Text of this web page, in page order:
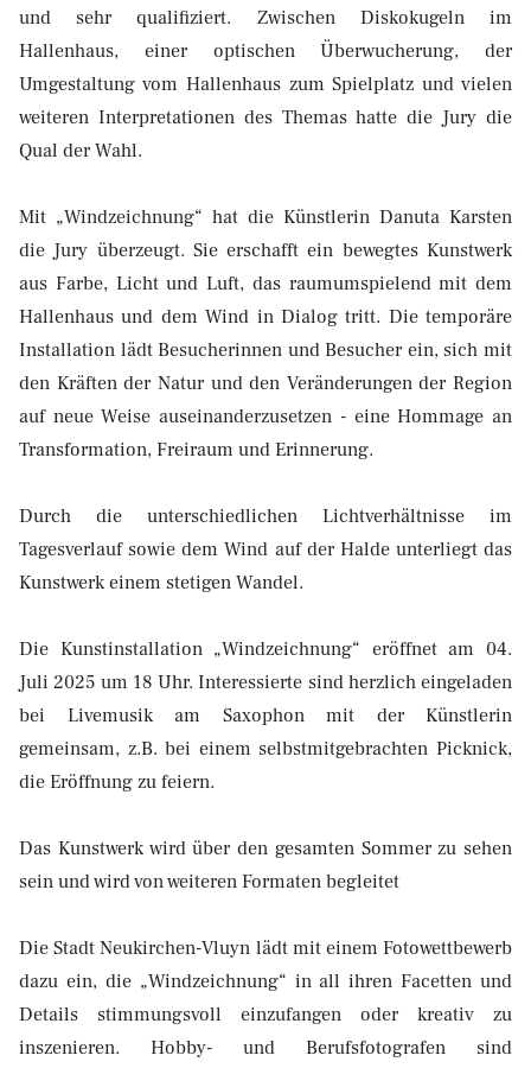
und sehr qualifiziert. Zwischen Diskokugeln im
Hallenhaus, einer optischen Überwucherung, der
Umgestaltung vom Hallenhaus zum Spielplatz und vielen
weiteren Interpretationen des Themas hatte die Jury die
Qual der Wahl.
Mit „Windzeichnung“ hat die Künstlerin Danuta Karsten
die Jury überzeugt. Sie erschafft ein bewegtes Kunstwerk
aus Farbe, Licht und Luft, das raumumspielend mit dem
Hallenhaus und dem Wind in Dialog tritt. Die temporäre
Installation lädt Besucherinnen und Besucher ein, sich mit
den Kräften der Natur und den Veränderungen der Region
auf neue Weise auseinanderzusetzen - eine Hommage an
Transformation, Freiraum und Erinnerung.
Durch die unterschiedlichen Lichtverhältnisse im
Tagesverlauf sowie dem Wind auf der Halde unterliegt das
Kunstwerk einem stetigen Wandel.
Die Kunstinstallation „Windzeichnung“ eröffnet am 04.
Juli 2025 um 18 Uhr. Interessierte sind herzlich eingeladen
bei Livemusik am Saxophon mit der Künstlerin
gemeinsam, z.B. bei einem selbstmitgebrachten Picknick,
die Eröffnung zu feiern.
Das Kunstwerk wird über den gesamten Sommer zu sehen
sein und wird von weiteren Formaten begleitet
Die Stadt Neukirchen-Vluyn lädt mit einem Fotowettbewerb
dazu ein, die „Windzeichnung“ in all ihren Facetten und
Details stimmungsvoll einzufangen oder kreativ zu
inszenieren. Hobby- und Berufsfotografen sind